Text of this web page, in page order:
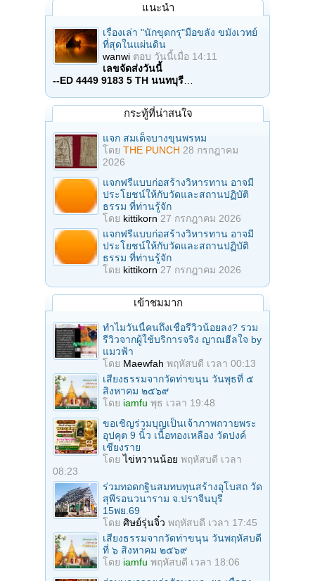
แนะนำ
เรื่องเล่า "นักขุดกรุ"มือขลัง ขมังเวทย์
ที่สุดในแผ่นดิน
wanwi ตอบ วันนี้เมื่อ 14:11
เลขจัดส่งวันนี้
--ED 4449 9183 5 TH นนทบุรี
กระทู้ที่น่าสนใจ
แจก สมเด็จบางขุนพรหม
โดย THE PUNCH 28 กรกฎาคม
2026
แจกฟรีแบบก่อสร้างวิหารทาน อาจมี
ประโยชน์ให้กับวัดและสถานปฏิบัติ
ธรรม ที่ท่านรู้จัก
โดย kittikorn 27 กรกฎาคม 2026
แจกฟรีแบบก่อสร้างวิหารทาน อาจมี
ประโยชน์ให้กับวัดและสถานปฏิบัติ
ธรรม ที่ท่านรู้จัก
โดย kittikorn 27 กรกฎาคม 2026
เข้าชมมาก
ทำไมวันนี้คนถึงเชื่อรีวิวน้อยลง? รวม
รีวิวจากผู้ใช้บริการจริง ญาณฮีลใจ by
แมวฟ้า
โดย Maewfah พฤหัสบดี เวลา 00:13
เสียงธรรมจากวัดท่าขนุน วันพุธที่ ๕
สิงหาคม ๒๕๖๙
โดย iamfu พุธ เวลา 19:48
ขอเชิญร่วมบุญเป็นเจ้าภาพถวายพระ
อุปคุต 9 นิ้ว เนื้อทองเหลือง วัดปงค์
เชียงราย
โดยไข่หวานน้อย พฤหัสบดี เวลา
08:23
ร่วมทอดกฐินสมทบทุนสร้างอุโบสถ วัด
สุพีรอนวนาราม จ.ปราจีนบุรี
15พย.69
โดย ศิษย์รุ่นจิ๋ว พฤหัสบดี เวลา 17:45
เสียงธรรมจากวัดท่าขนุน วันพฤหัสบดี
ที่ ๖ สิงหาคม ๒๕๖๙
โดย iamfu พฤหัสบดี เวลา 18:06